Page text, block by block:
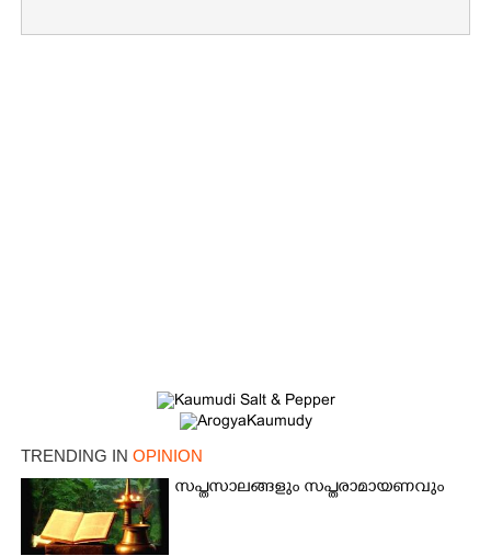
TRENDING IN OPINION
സപ്തസാലങ്ങളും സപ്തരാമായണവും